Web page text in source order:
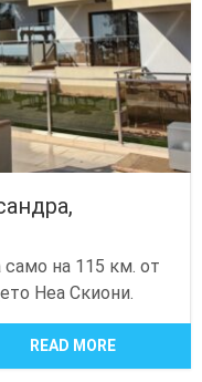
само на 115 км. от
Неа Скиони.
READ MORE